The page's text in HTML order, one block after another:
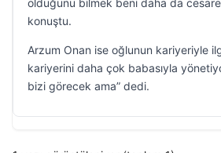
olduğunu bilmek beni daha da
konuştu.
Arzum Onan ise oğlunun kariyeriyle
kariyerini daha çok babasıyla
bizi görecek ama” dedi.